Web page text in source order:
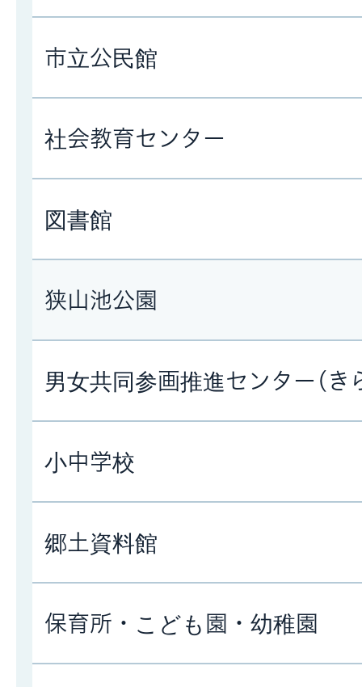
市立公民館
社会教育センター
図書館
狭山池公園
男女共同参画推進センター(き
小中学校
郷土資料館
保育所・こども園・幼稚園